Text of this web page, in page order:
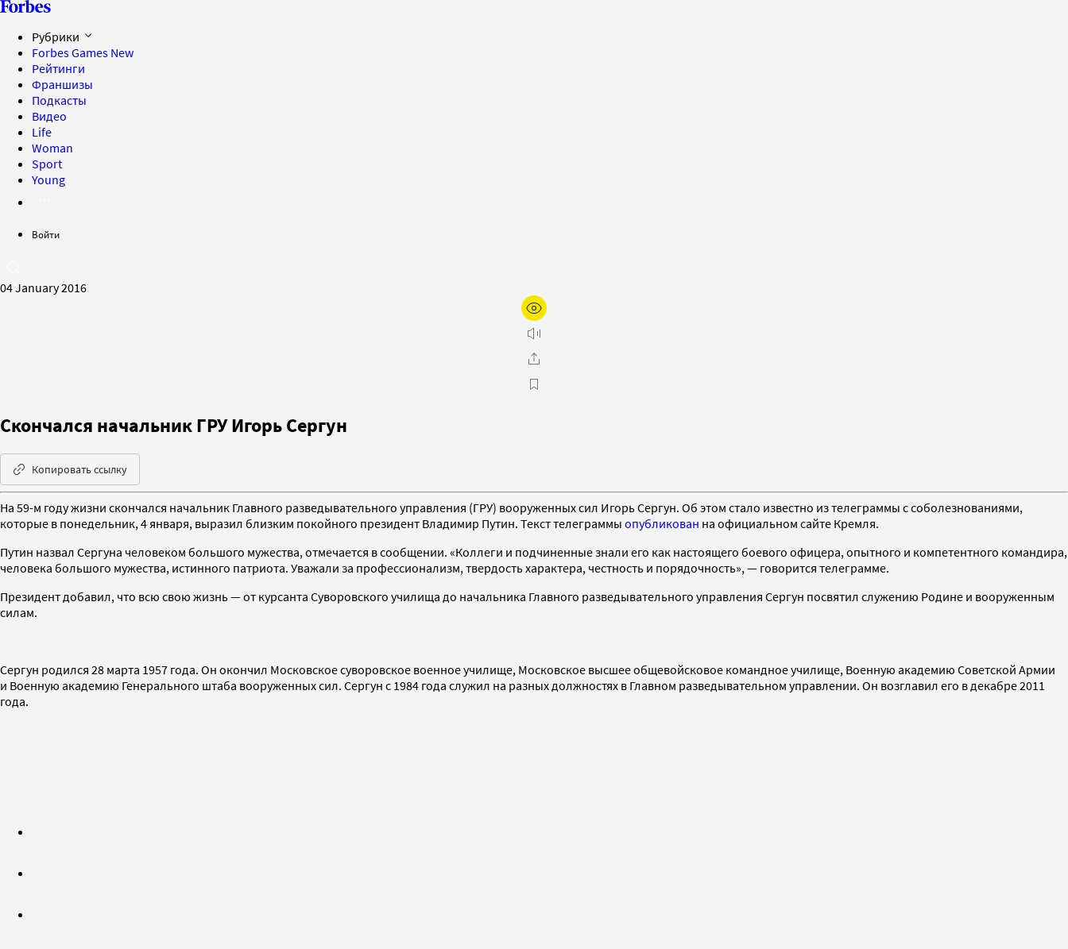
Рубрики
Forbes Games New
Рейтинги
Франшизы
Подкасты
Видео
Life
Woman
Sport
Young
Войти
04 January 2016
Скончался начальник ГРУ Игорь Сергун
Копировать ссылку
На 59-м году жизни скончался начальник Главного разведывательного управления (ГРУ) вооруженных сил Игорь Сергун. Об этом стало известно из телеграммы с соболезнованиями,
которые в понедельник, 4 января, выразил близким покойного президент Владимир Путин. Текст телеграммы опубликован на официальном сайте Кремля.
Путин назвал Сергуна человеком большого мужества, отмечается в сообщении. «Коллеги и подчиненные знали его как настоящего боевого офицера, опытного и компетентного командира,
человека большого мужества, истинного патриота. Уважали за профессионализм, твердость характера, честность и порядочность», — говорится телеграмме.
Президент добавил, что всю свою жизнь — от курсанта Суворовского училища до начальника Главного разведывательного управления Сергун посвятил служению Родине и вооруженным
силам.
Сергун родился 28 марта 1957 года. Он окончил Московское суворовское военное училище, Московское высшее общевойсковое командное училище, Военную академию Советской Армии
и Военную академию Генерального штаба вооруженных сил. Сергун с 1984 года служил на разных должностях в Главном разведывательном управлении. Он возглавил его в декабре 2011
года.